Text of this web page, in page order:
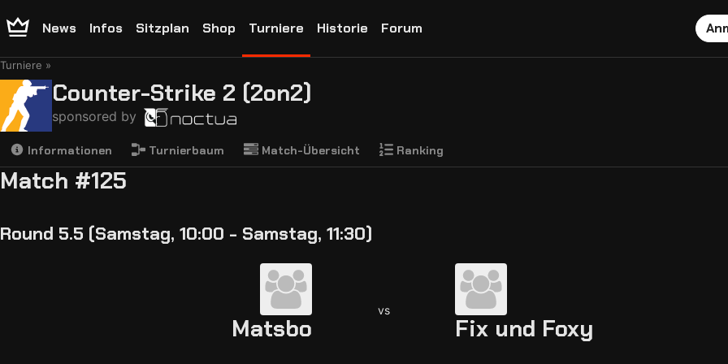
News Infos Sitzplan Shop Turniere Historie Forum
Turniere
Counter-Strike 2 (2on2)
sponsored by
Informationen Turnierbaum Match-Übersicht Ranking
Match #125
Round 5.5 (Samstag, 10:00 - Samstag, 11:30)
Matsbo
vs
Fix und Foxy